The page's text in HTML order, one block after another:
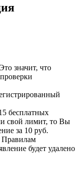
значит, что
бесплатных
свой лимит, то Вы
за 10 руб.
Правилам
будет удалено